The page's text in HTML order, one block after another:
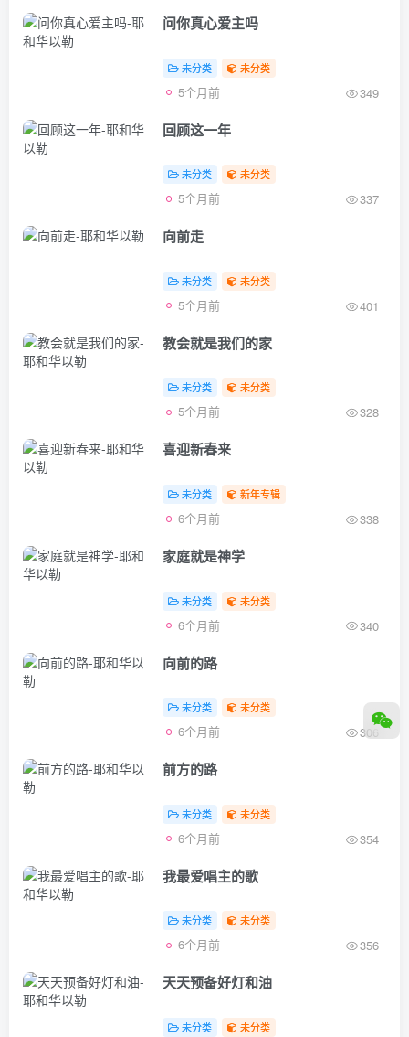
问你真心爱主吗
未分类 未分类
5个月前 349
回顾这一年
未分类 未分类
5个月前 337
向前走
未分类 未分类
5个月前 401
教会就是我们的家
未分类 未分类
5个月前 328
喜迎新春来
未分类 新年专辑
6个月前 338
家庭就是神学
未分类 未分类
6个月前 340
向前的路
未分类 未分类
6个月前 306
前方的路
未分类 未分类
6个月前 354
我最爱唱主的歌
未分类 未分类
6个月前 356
天天预备好灯和油
未分类 未分类